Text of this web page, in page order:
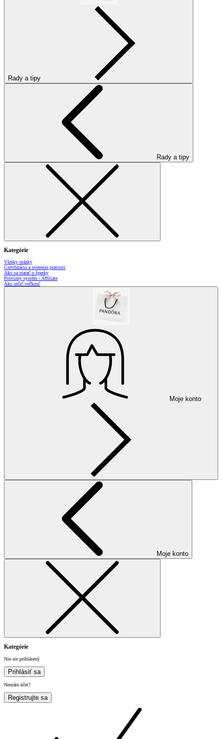
Rady a tipy
Rady a tipy
Kategórie
Všetky otázky
Certifikácia a overenie pravosti
Ako sa starať o šperky
Provízny systém / Affiliate
Ako určiť veľkosť
Moje konto
Moje konto
Kategórie
Nie ste prihlásený
Prihlásiť sa
Nemáte účet?
Registrujte sa